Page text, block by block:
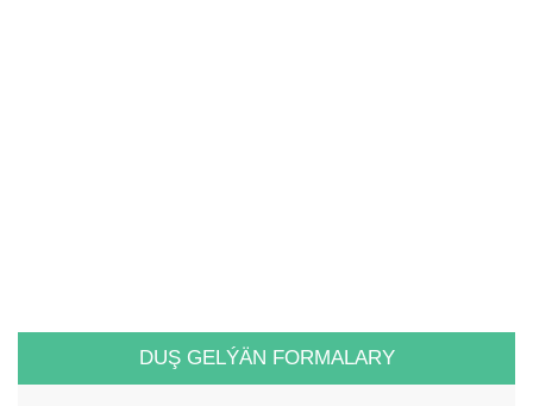
DUŞ GELÝÄN FORMALARY